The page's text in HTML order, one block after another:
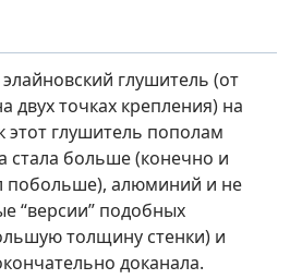
глушитель (от
двух точках крепления) на
этот глушитель пополам
стала больше (конечно и
побольше), алюминий и не
“версии” подобных
толщину стенки) и
доканала.